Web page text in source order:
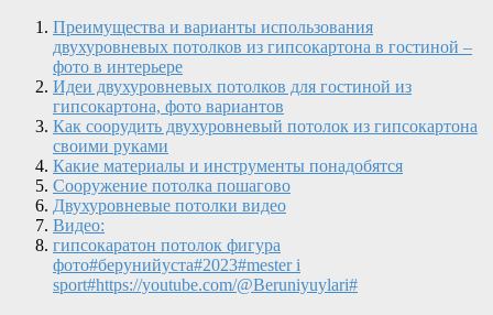
Преимущества и варианты использования
двухуровневых потолков из гипсокартона в гостиной –
фото в интерьере
Идеи двухуровневых потолков для гостиной из
гипсокартона, фото вариантов
Как соорудить двухуровневый потолок из гипсокартона
своими руками
Какие материалы и инструменты понадобятся
Сооружение потолка пошагово
Двухуровневые потолки видео
Видео:
гипсокaратон потолок фигура
фото#берунийуста#2023#mester i
sport#https://youtube.com/@Beruniyuylari#